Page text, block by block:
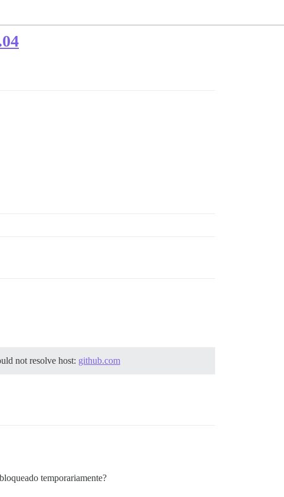
not resolve host: github.com
temporariamente?